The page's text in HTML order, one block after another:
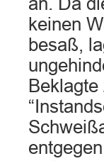
keinen
besaß,